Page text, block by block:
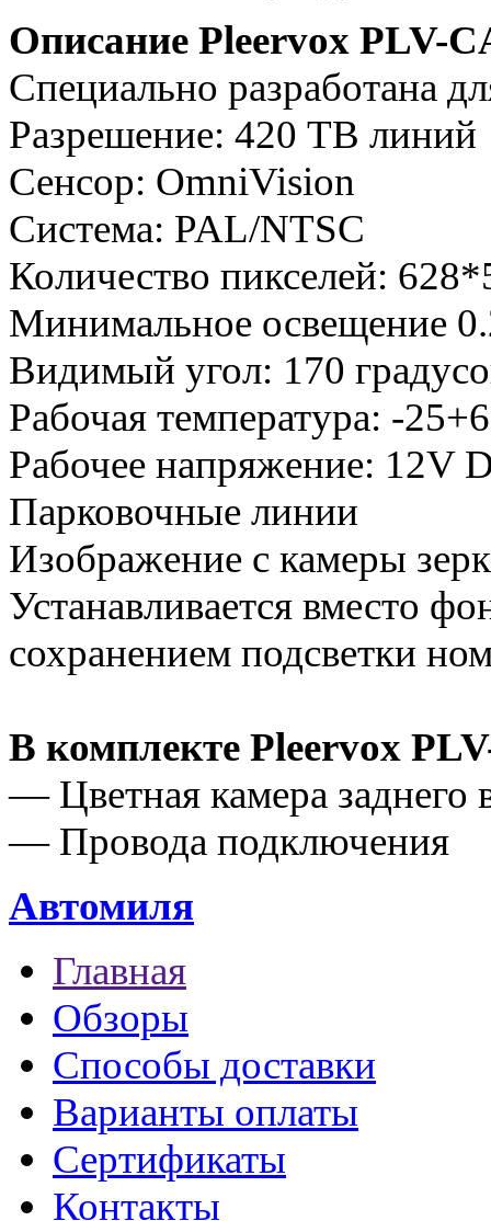
Описание Pleervox PLV-
Специально разработана
Разрешение: 420 ТВ линий
Сенсор: OmniVision
Система: PAL/NTSC
Количество пикселей:
Минимальное освещение
Видимый угол: 170
Рабочая температура: -
Рабочее напряжение: 12V
Парковочные линии
Изображение с камеры
Устанавливается вместо
сохранением подсветки
В комплекте Pleervox
— Цветная камера заднего
— Провода подключения
Автомиля
Главная
Обзоры
Способы доставки
Варианты оплаты
Сертификаты
Контакты